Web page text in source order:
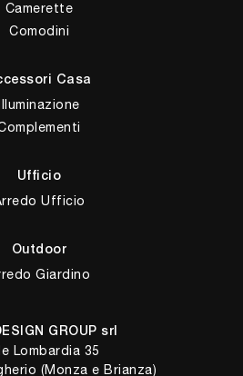
Camerette
Comodini
Casa
Illuminazione
Ufficio
Ufficio
Outdoor
Giardino
GROUP srl
Lombardia 35
(Monza e Brianza)